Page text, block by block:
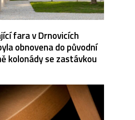
fara v Drnovicích
obnovena do původní
kolonády se zastávkou